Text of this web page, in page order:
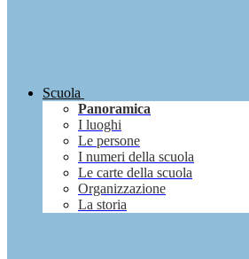
Scuola
Panoramica
I luoghi
Le persone
I numeri della scuola
Le carte della scuola
Organizzazione
La storia